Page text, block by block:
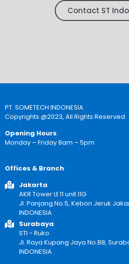
Contact ST
PT. SOMETECH INDONESIA
Copyrights @2023, All Rights Reserved
Opening Hours:
Monday – Friday 8am – 5pm
Offices & Branch :
Jakarta
AKR Tower Lt 11 unit 11G
Jl. Panjang No.5, Kebon Jeruk
INDONESIA
Surabaya
STI - Ruko
Jl. Raya Kupang Jaya No.B8,
INDONESIA